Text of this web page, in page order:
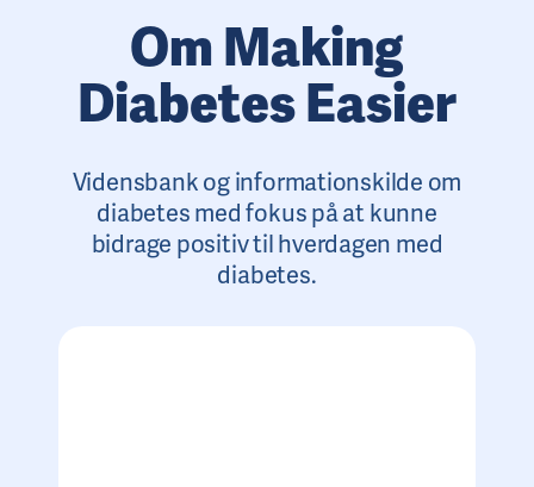
Om Making
Diabetes Easier
Vidensbank og informationskilde om
diabetes med fokus på at kunne
bidrage positiv til hverdagen med
diabetes.